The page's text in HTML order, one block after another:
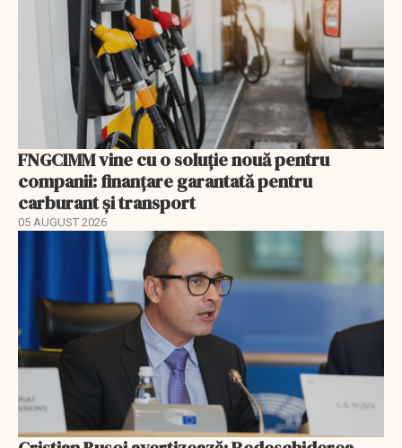
FNGCIMM vine cu o soluție nouă pentru
companii: finanțare garantată pentru
carburant și transport
05 AUGUST 2026